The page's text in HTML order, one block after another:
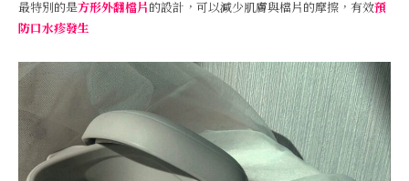
最特別的是方形外翻檔片的設計，可以減少肌膚與檔片的摩擦，有效預
防口水疹發生